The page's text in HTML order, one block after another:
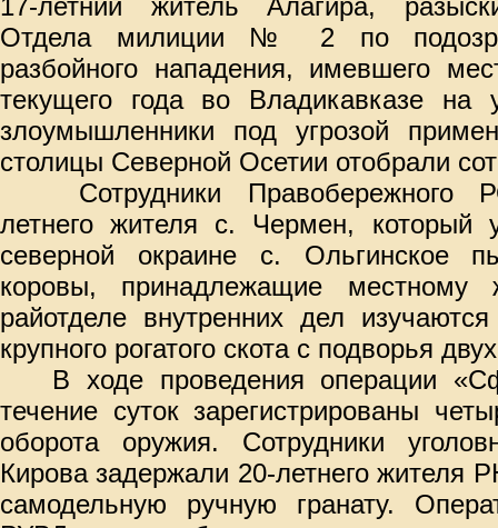
17-летний житель Алагира,
Отдела милиции № 2 по
разбойного нападения, имевшего
текущего года во Владикавказе на
злоумышленники под угрозой
столицы Северной Осетии отобрали
Сотрудники
летнего жителя с. Чермен, который
северной окраине с. Ольгинское
коровы, принадлежащие
райотделе внутренних дел
крупного рогатого скота с подворья
В ходе проведения операции
течение суток зарегистрированы
оборота оружия. Сотрудники
Кирова задержали 20-летнего жителя
самодельную ручную гранату.